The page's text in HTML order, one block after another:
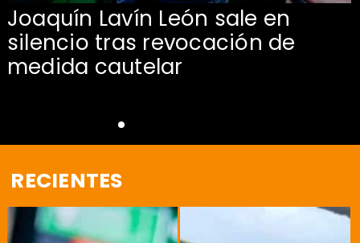
Joaquín Lavín León sale en
silencio tras revocación de
medida cautelar
RECIENTES